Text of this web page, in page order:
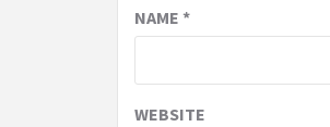
NAME *
WEBSITE